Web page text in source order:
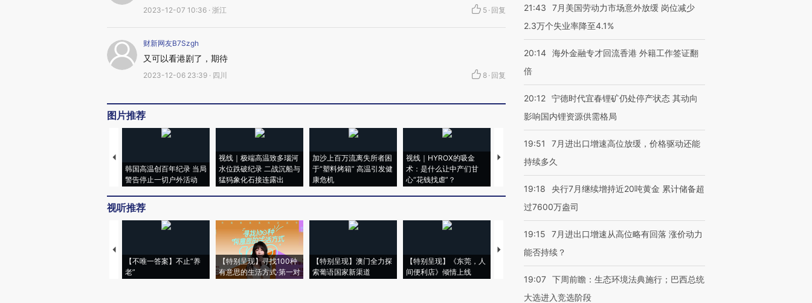
2023-12-07 10:36 · 浙江 5 · 回复
财新网友B7Szgh
又可以看港剧了，期待
2023-12-06 23:39 · 四川 8 · 回复
图片推荐
韩国高温创百年纪录 当局
警告停止一切户外活动
视线｜极端高温致多瑙河
水位跌破纪录 二战沉船与
猛犸象化石接连露出
加沙上百万流离失所者困
于“塑料烤箱” 高温引发健
康危机
视线｜HYROX的吸金
术：是什么让中产们甘
心“花钱找虐”？
马航飞行员跨国走私7万
粒摇头丸 尿检体内含3种
视听推荐
【不唯一答案】不止“养
老”
【特别呈现】寻找100种
有意思的生活方式·第一对
【特别呈现】澳门全力探
索葡语国家新渠道
【特别呈现】《东莞，人
间便利店》倾情上线
【推广】走进第四届链博
21:43
7月美国劳动力市场意外放缓 岗位减少
2.3万个失业率降至4.1%
20:14 海外金融专才回流香港 外籍工作签证翻
倍
20:12 宁德时代宜春锂矿仍处停产状态 其动向
影响国内锂资源供需格局
19:51
7月进出口增速高位放缓，价格驱动还能
持续多久
19:18
央行7月继续增持近20吨黄金 累计储备超
过7600万盎司
19:15
7月进出口增速从高位略有回落 涨价动力
能否持续？
19:07 下周前瞻：生态环境法典施行；巴西总统
大选进入竞选阶段